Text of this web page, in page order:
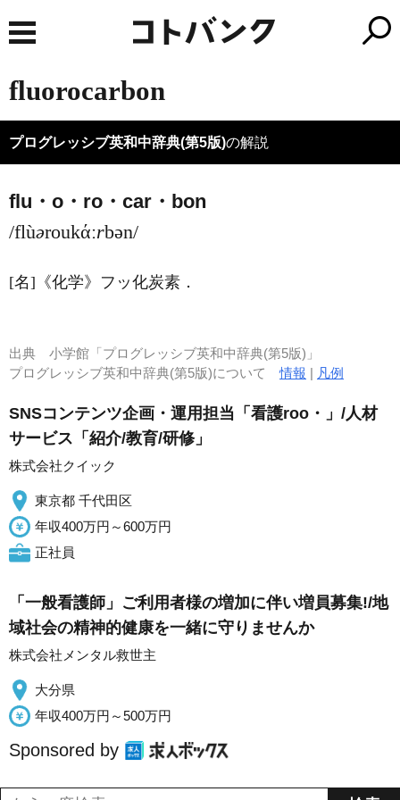
fluorocarbon
プログレッシブ英和中辞典(第5版)の解説
flu・o・ro・car・bon
/flùəroukάːrbən/
[名] 《化学》 フッ化炭素 ．
出典 小学館「プログレッシブ英和中辞典(第5版)」
プログレッシブ英和中辞典(第5版)について情報 | 凡例
SNSコンテンツ企画・運用担当「看護roo・」/人材
サービス「紹介/教育/研修」
株式会社クイック
東京都 千代田区
年収400万円～600万円
正社員
「一般看護師」ご利用者様の増加に伴い増員募集!/地
域社会の精神的健康を一緒に守りませんか
株式会社メンタル救世主
大分県
年収400万円～500万円
Sponsored by